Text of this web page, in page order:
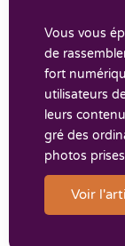
Vous vous
de
fort
utilisateurs
leurs
gré des
photos
Voir